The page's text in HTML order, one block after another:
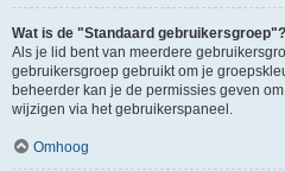
Wat is de "Standaard gebruikersgroep"?
Als je lid bent van meerdere
gebruikersgroep gebruikt om je
beheerder kan je de permissies geven
wijzigen via het gebruikerspaneel.
Omhoog